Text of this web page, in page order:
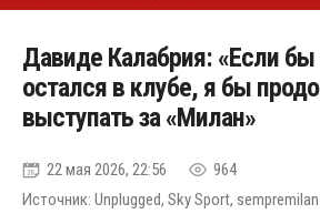
Давиде Калабрия: «Если
остался в клубе, я бы
выступать за «Милан»
22 мая 2026, 22:56
964
Источник: Unplugged, Sky Sport,